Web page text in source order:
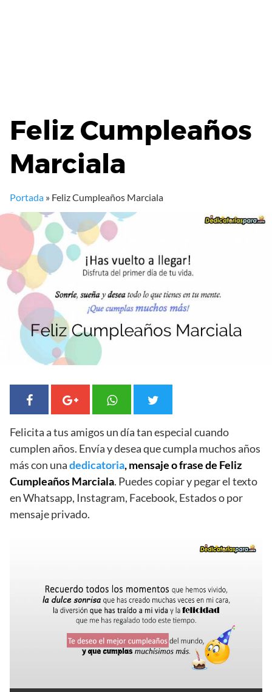
Feliz Cumpleaños
Marciala
Portada » Feliz Cumpleaños Marciala
Felicita a tus amigos un día tan especial cuando
cumplen años. Envía y desea que cumpla muchos años
más con unadedicatoria, mensaje o frase de Feliz
Cumpleaños Marciala. Puedes copiar y pegar el texto
en Whatsapp, Instagram, Facebook, Estados o por
mensaje privado.